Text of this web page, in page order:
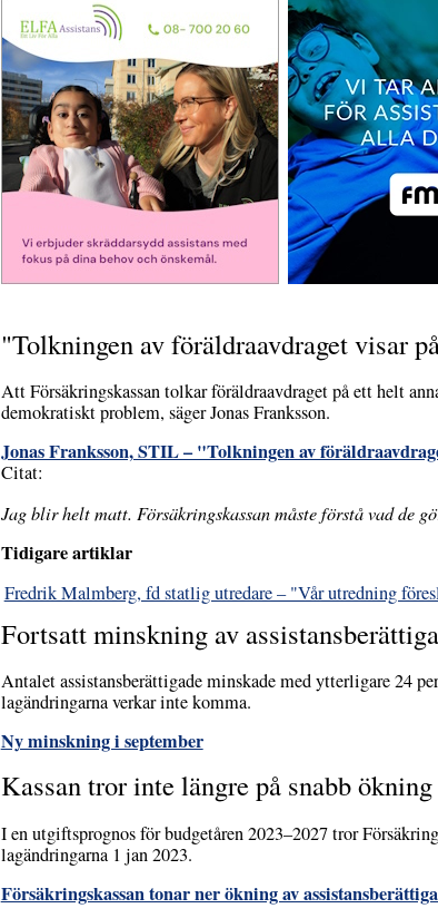
"Tolkningen av föräldraavdraget visar
Att Försäkringskassan tolkar föräldraavdraget på ett helt
demokratiskt problem, säger Jonas Franksson.
Jonas Franksson, STIL – "Tolkningen av
Citat:
Jag blir helt matt. Försäkringskassan måste förstå vad de
Tidigare artiklar
Fredrik Malmberg, fd statlig utredare – "Vår utredning
Fortsatt minskning av
Antalet assistansberättigade minskade med ytterligare 24
lagändringarna verkar inte komma.
Ny minskning i september
Kassan tror inte längre på snabb ökning
I en utgiftsprognos för budgetåren 2023–2027 tror
lagändringarna 1 jan 2023.
Försäkringskassan tonar ner ökning av